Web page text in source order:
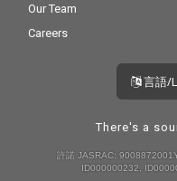
Our Team
Careers
言語/
There's a
許諾 JASRAC:
ID000000232,